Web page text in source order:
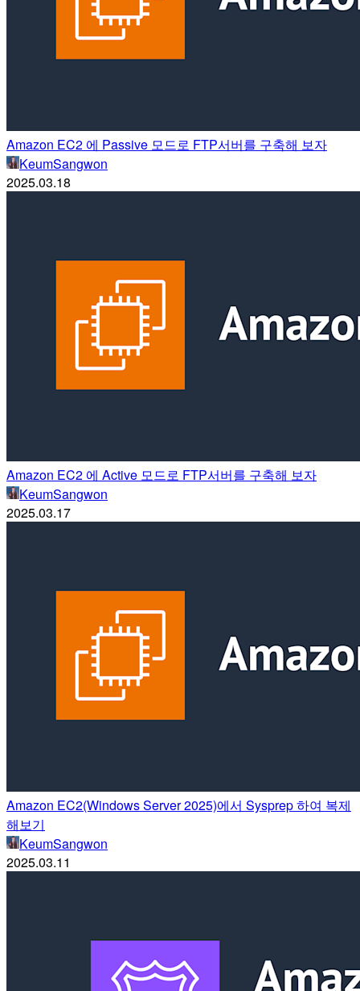
Amazon EC2 에 Passive 모드로 FTP서버를 구축해 보자
KeumSangwon
2025.03.18
Amazon EC2 에 Active 모드로 FTP서버를 구축해 보자
KeumSangwon
2025.03.17
Amazon EC2(Windows Server 2025)에서 Sysprep 하여 복제
해보기
KeumSangwon
2025.03.11